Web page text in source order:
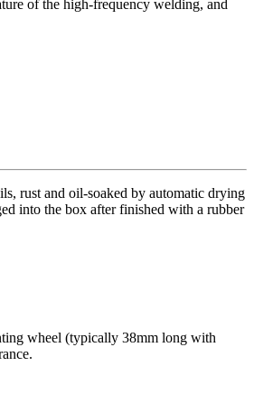
of the high-frequency welding, and
rust and oil-soaked by automatic drying
into the box after finished with a rubber
wheel (typically 38mm long with